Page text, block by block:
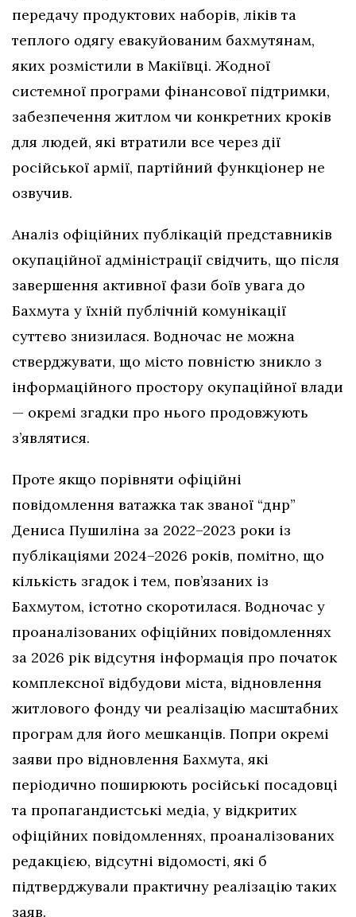
передачу продуктових наборів, ліків та
теплого одягу евакуйованим бахмутянам,
яких розмістили в Макіївці. Жодної
системної програми фінансової підтримки,
забезпечення житлом чи конкретних кроків
для людей, які втратили все через дії
російської армії, партійний функціонер не
озвучив.
Аналіз офіційних публікацій представників
окупаційної адміністрації свідчить, що після
завершення активної фази боїв увага до
Бахмута у їхній публічній комунікації
суттєво знизилася. Водночас не можна
стверджувати, що місто повністю зникло з
інформаційного простору окупаційної влади
— окремі згадки про нього продовжують
з’являтися.
Проте якщо порівняти офіційні
повідомлення ватажка так званої “днр”
Дениса Пушиліна за 2022–2023 роки із
публікаціями 2024–2026 років, помітно, що
кількість згадок і тем, пов’язаних із
Бахмутом, істотно скоротилася. Водночас у
проаналізованих офіційних повідомленнях
за 2026 рік відсутня інформація про початок
комплексної відбудови міста, відновлення
житлового фонду чи реалізацію масштабних
програм для його мешканців. Попри окремі
заяви про відновлення Бахмута, які
періодично поширюють російські посадовці
та пропагандистські медіа, у відкритих
офіційних повідомленнях, проаналізованих
редакцією, відсутні відомості, які б
підтверджували практичну реалізацію таких
заяв.